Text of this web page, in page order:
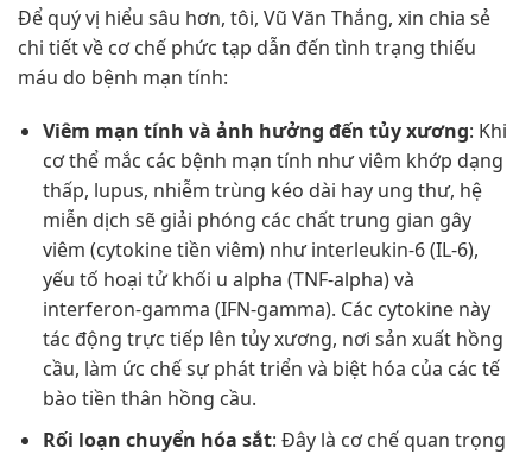
Để quý vị hiểu sâu hơn, tôi, Vũ Văn Thắng, xin chia sẻ
chi tiết về cơ chế phức tạp dẫn đến tình trạng thiếu
máu do bệnh mạn tính:
Viêm mạn tính và ảnh hưởng đến tủy xương: Khi
cơ thể mắc các bệnh mạn tính như viêm khớp dạng
thấp, lupus, nhiễm trùng kéo dài hay ung thư, hệ
miễn dịch sẽ giải phóng các chất trung gian gây
viêm (cytokine tiền viêm) như interleukin-6 (IL-6),
yếu tố hoại tử khối u alpha (TNF-alpha) và
interferon-gamma (IFN-gamma). Các cytokine này
tác động trực tiếp lên tủy xương, nơi sản xuất hồng
cầu, làm ức chế sự phát triển và biệt hóa của các tế
bào tiền thân hồng cầu.
Rối loạn chuyển hóa sắt: Đây là cơ chế quan trọng